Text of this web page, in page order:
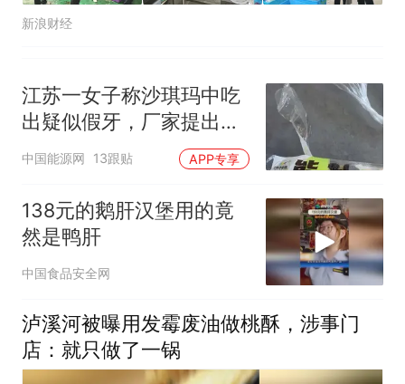
新浪财经
江苏一女子称沙琪玛中吃
出疑似假牙，厂家提出赔
付被拒，负责人：赔偿为
“息事宁人”而非有假牙，
工厂已排查，不存在食品
安全问题
中国能源网 13跟贴 APP专享
138元的鹅肝汉堡用的竟
然是鸭肝
中国食品安全网
泸溪河被曝用发霉废油做桃酥，涉事门
店：就只做了一锅